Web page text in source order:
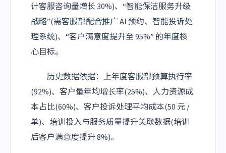
计客服咨询量增长 30%)、“智能保洁服务升级
战略”(需客服部配合推广 AI 预约、智能投诉处
理系统)、“客户满意度提升至 95%” 的年度核
心目标。
历史数据依据：上年度客服部预算执行率
(92%)、客户量年均增长率(25%)、人力资源成
本占比(60%)、客户投诉处理平均成本(50 元 /
单)、培训投入与服务质量提升关联数据(培训
后客户满意度提升 8%)。